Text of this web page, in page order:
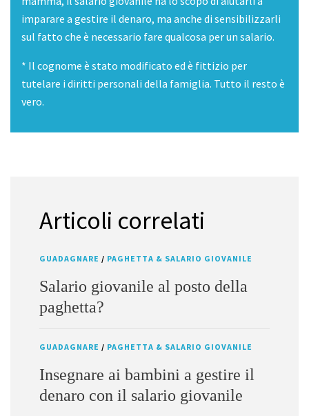
imparare a gestire il denaro, ma anche di sensibilizzarli
sul fatto che è necessario fare qualcosa per un salario.
* Il cognome è stato modificato ed è fittizio per
tutelare i diritti personali della famiglia. Tutto il resto è
vero.
Articoli correlati
GUADAGNARE / PAGHETTA & SALARIO GIOVANILE
Salario giovanile al posto della
paghetta?
GUADAGNARE / PAGHETTA & SALARIO GIOVANILE
Insegnare ai bambini a gestire il
denaro con il salario giovanile